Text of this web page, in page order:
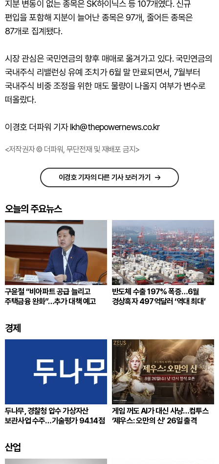
지분 변동이 없는 종목은 SK하이닉스 등 107개였다. 신규
편입을 포함해 지분이 늘어난 종목은 97개, 줄어든 종목은
87개로 집계됐다.
시장 관심은 국민연금의 향후 매매로 옮겨가고 있다. 국민연금의
국내주식 리밸런싱 유예 조치가 6월 말 만료되면서, 7월부터
국내주식 비중 조정을 위한 매도 물량이 나올지 여부가 변수로
떠올랐다.
이경호 더파워 기자 lkh@thepowernews.co.kr
<저작권자 © 더파워, 무단전재 및 재배포 금지>
이경호 기자의 다른 기사 보러 가기
오늘의 주요뉴스
구윤철 “비아파트 공급 늘리고
주택금융 완화”…추가 대책 예고
반도체 수출 197% 폭증…6월
경상흑자 497억달러 ‘역대 최대’
경제
두나무, 경찰청 압수 가상자산
보관사업 수주…기술평가 94.14점
게임 꺼도 AI가 대신 사냥…컴투스
‘제우스: 오만의 신’ 26일 출격
산업